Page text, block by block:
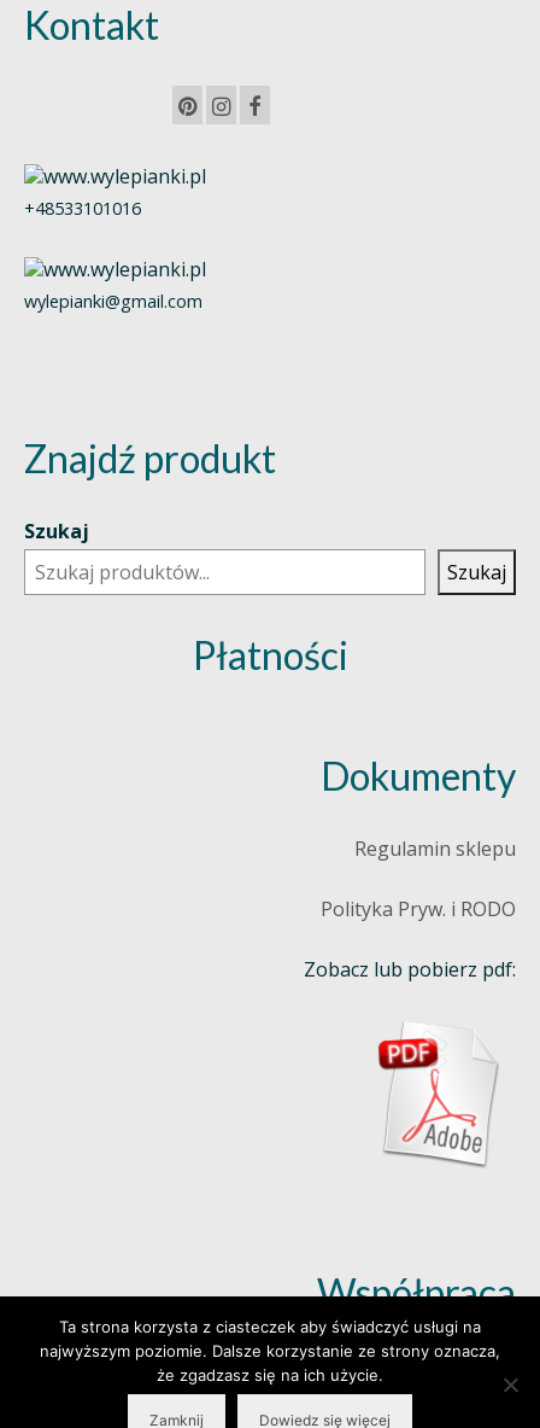
Kontakt
+48533101016
wylepianki@gmail.com
Znajdź produkt
Szukaj
Szukaj
Płatności
Dokumenty
Regulamin sklepu
Polityka Pryw. i RODO
Zobacz lub pobierz pdf:
Współpraca
Dowiedz się więcej (klik)
Ta strona korzysta z ciasteczek aby świadczyć usługi na
najwyższym poziomie. Dalsze korzystanie ze strony oznacza,
że zgadzasz się na ich użycie.
Zamknij Dowiedz się więcej